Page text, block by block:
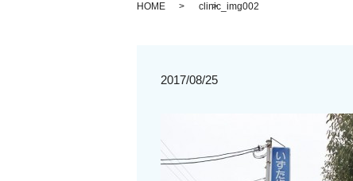
HOME clinic_img002
2017/08/25